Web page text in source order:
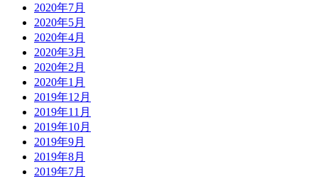
2020年7月
2020年5月
2020年4月
2020年3月
2020年2月
2020年1月
2019年12月
2019年11月
2019年10月
2019年9月
2019年8月
2019年7月